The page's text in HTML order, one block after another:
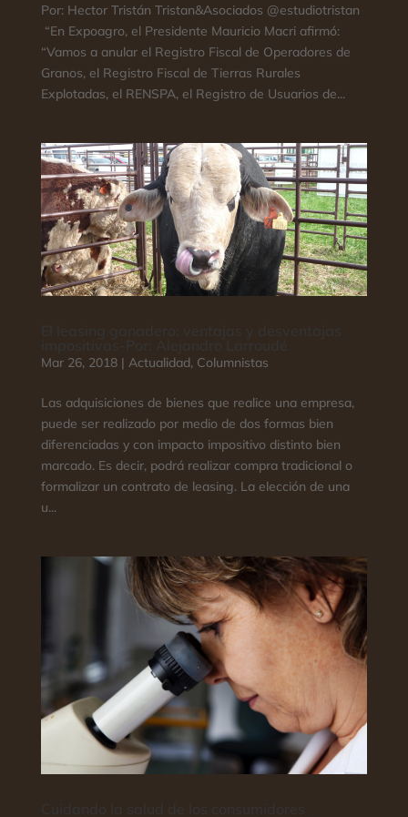
Por: Hector Tristán Tristan&Asociados @estudiotristan
“En Expoagro, el Presidente Mauricio Macri afirmó:
“Vamos a anular el Registro Fiscal de Operadores de
Granos, el Registro Fiscal de Tierras Rurales
Explotadas, el RENSPA, el Registro de Usuarios de...
Mar 26, 2018| Actualidad, Columnistas
Las adquisiciones de bienes que realice una empresa,
puede ser realizado por medio de dos formas bien
diferenciadas y con impacto impositivo distinto bien
marcado. Es decir, podrá realizar compra tradicional o
formalizar un contrato de leasing. La elección de una
u...